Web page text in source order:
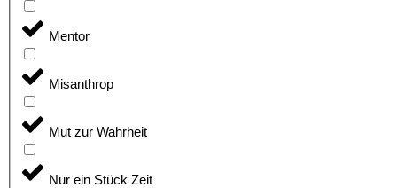
Mentor
Misanthrop
Mut zur Wahrheit
Nur ein Stück Zeit